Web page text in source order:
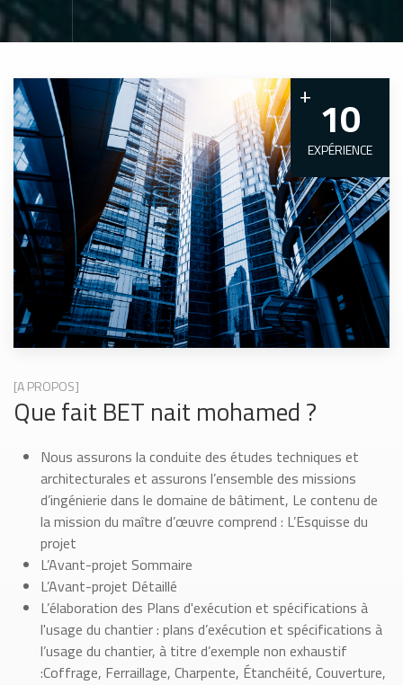
+ 10
EXPÉRIENCE
[A PROPOS]
Que fait BET nait mohamed ?
Nous assurons la conduite des études techniques et
architecturales et assurons l’ensemble des missions
d’ingénierie dans le domaine de bâtiment, Le contenu de
la mission du maître d’œuvre comprend : L’Esquisse du
projet
L’Avant-projet Sommaire
L’Avant-projet Détaillé
L’élaboration des Plans d'exécution et spécifications à
l'usage du chantier : plans d’exécution et spécifications à
l’usage du chantier, à titre d’exemple non exhaustif
:Coffrage, Ferraillage, Charpente, Étanchéité, Couverture,